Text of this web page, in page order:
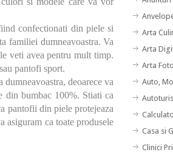
confectionati din piele si
familiei dumneavoastra. Va
veti avea pentru mult timp.
pantofi sport.
deoarece va
din bumbac100%. Stiati ca
pantofii din piele protejeaza
ca toate produsele
Arta
Arta
Arta
Auto,
Casa si
Clinici